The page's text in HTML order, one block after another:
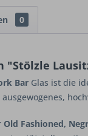
0
Bar Glas ist die
Old Fashioned,